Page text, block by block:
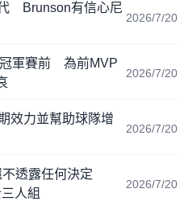
Brunson有信心尼
2026/7/20
冠軍賽前 為前MVP
2026/7/20
效力並幫助球隊增
2026/7/20
不透露任何決定
人組
2026/7/20